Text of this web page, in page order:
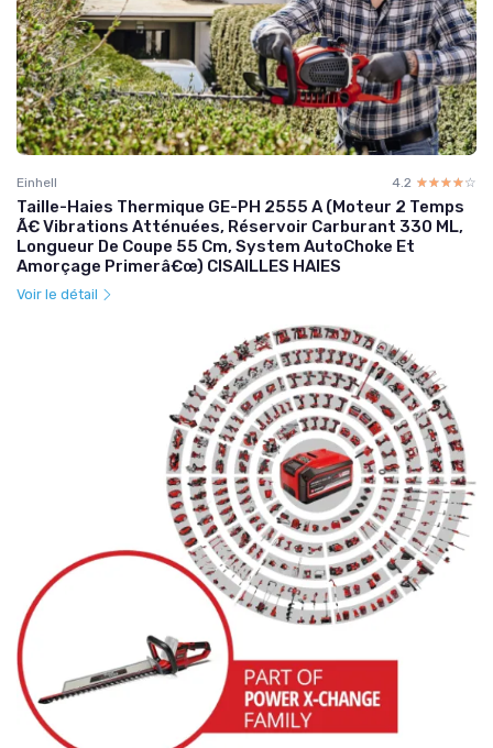
Einhell 4.2 ☆☆☆☆☆
★★★★★
Taille-Haies Thermique GE-PH 2555 A (Moteur 2 Temps
Ã€ Vibrations Atténuées, Réservoir Carburant 330 ML,
Longueur De Coupe 55 Cm, System AutoChoke Et
Amorçage Primerâ€œ) CISAILLES HAIES
Voir le détail